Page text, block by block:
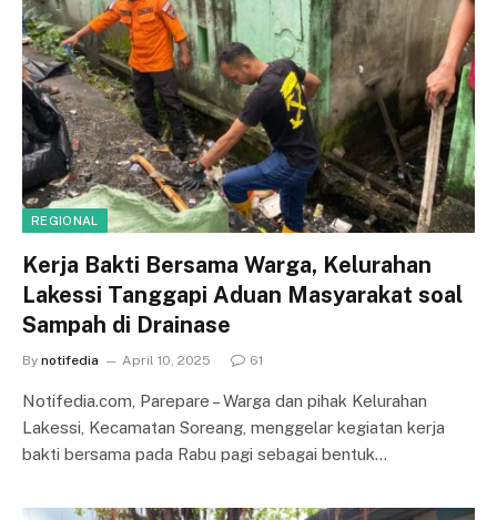
REGIONAL
Kerja Bakti Bersama Warga, Kelurahan
Lakessi Tanggapi Aduan Masyarakat soal
Sampah di Drainase
By notifedia April 10, 2025 61
Notifedia.com, Parepare – Warga dan pihak Kelurahan
Lakessi, Kecamatan Soreang, menggelar kegiatan kerja
bakti bersama pada Rabu pagi sebagai bentuk…